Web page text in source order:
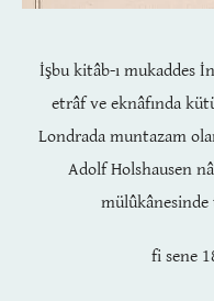
İşbu kitâb-ı mukaddes
etrâf ve eknâfında
Londrada muntazam
Adolf Holshausen
mülûkânesinde
fi sene